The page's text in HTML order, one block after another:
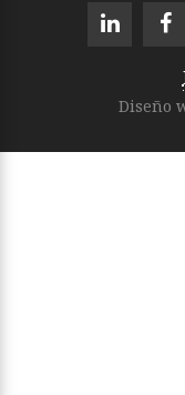
Diseño